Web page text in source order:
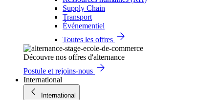
Supply Chain
Transport
Événementiel
Toutes les offres
Découvre nos offres d'alternance
Postule et rejoins-nous
International
International